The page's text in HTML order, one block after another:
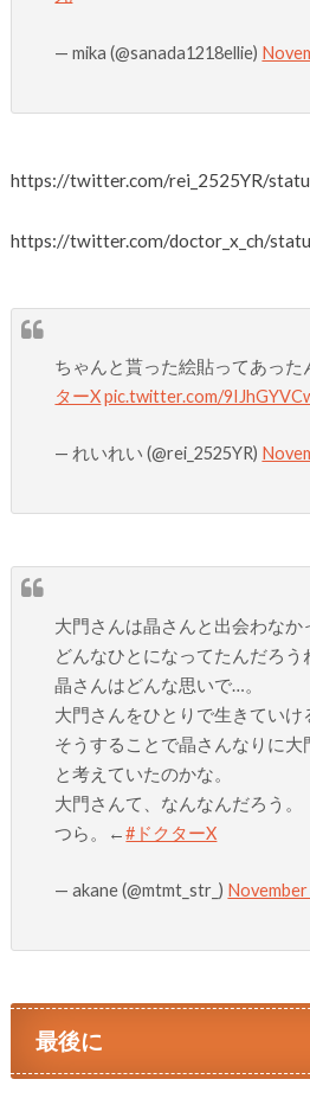
— mika (@sanada1218ellie)
https://twitter.com/rei_2525YR/
https://twitter.com/doctor_x_ch/
ちゃんと貰った絵貼ってあった
ターX pic.twitter.com/
— れいれい (@rei_2525YR)
大門さんは晶さんと出会わなか
どんなひとになってたんだろう
晶さんはどんな思いで…。
大門さんをひとりで生きていけ
そうすることで晶さんなりに
と考えていたのかな。
大門さんて、なんなんだろう。
つら。←#ドクターX
— akane (@mtmt_str_) November
最後に